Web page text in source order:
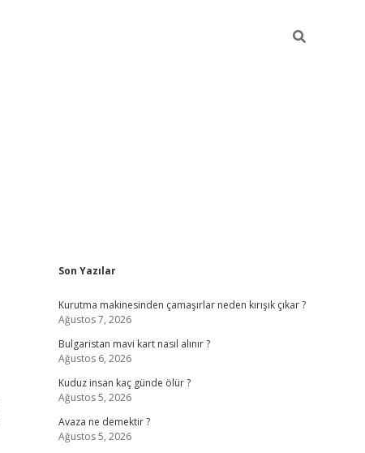
Sidebar
Son Yazılar
Kurutma makinesinden çamaşırlar neden kırışık çıkar ?
Ağustos 7, 2026
Bulgaristan mavi kart nasıl alınır ?
Ağustos 6, 2026
Kuduz insan kaç günde ölür ?
Ağustos 5, 2026
Avaza ne demektir ?
Ağustos 5, 2026
betci